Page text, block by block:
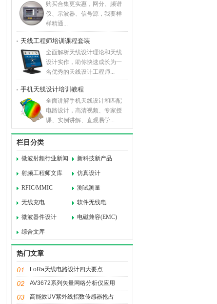
购买合集更实惠，网分、频谱
仪、示波器、信号源，我要样
样精通...
天线工程师培训课程套装
全面解析天线设计理论和天线
设计实作，助你快速成长为一
名优秀的天线设计工程师...
手机天线设计培训教程
全面讲解手机天线设计和匹配
电路设计，高清视频、专家授
课、实例讲解、直观易学...
栏目分类
微波射频行业新闻 新科技新产品
射频工程师文库 仿真设计
RFIC/MMIC 测试测量
无线充电 软件无线电
微波器件设计 电磁兼容(EMC)
综合文库
热门文章
LoRa天线电路设计四大要点
AV3672系列矢量网络分析仪应用
高能效UV紫外线指数传感器抢占